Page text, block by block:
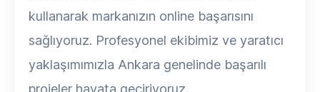
kullanarak markanızın online başarısını
sağlıyoruz. Profesyonel ekibimiz ve yaratıcı
yaklaşımımızla Ankara genelinde başarılı
projeler hayata geçiriyoruz.